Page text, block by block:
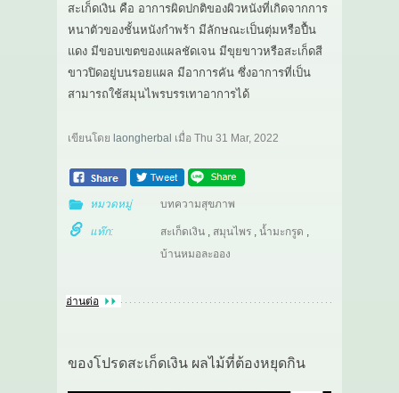
สะเก็ดเงิน คือ อาการผิดปกติของผิวหนังที่เกิดจากการ
หนาตัวของชั้นหนังกำพร้า มีลักษณะเป็นตุ่มหรือปื้น
แดง มีขอบเขตของแผลชัดเจน มีขุยขาวหรือสะเก็ดสี
ขาวปิดอยู่บนรอยแผล มีอาการคัน ซึ่งอาการที่เป็น
สามารถใช้สมุนไพรบรรเทาอาการได้
เขียนโดย laongherbal เมื่อ Thu 31 Mar, 2022
หมวดหมู่ บทความสุขภาพ
แท๊ก: สะเก็ดเงิน, สมุนไพร, น้ำมะกรูด
บ้านหมอละออง
อ่านต่อ
ของโปรดสะเก็ดเงิน ผลไม้ที่ต้องหยุดกิน